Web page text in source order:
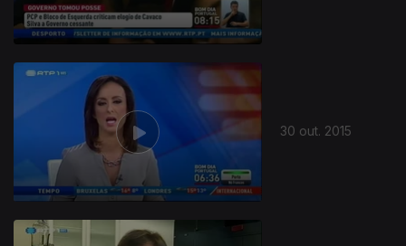
30 out. 2015